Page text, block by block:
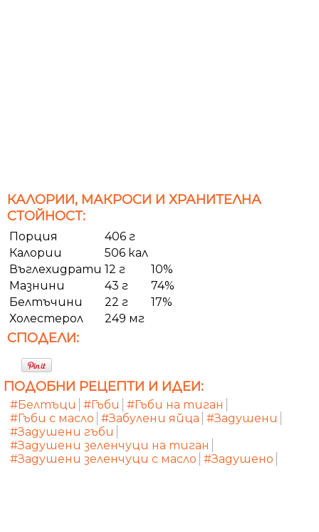
КАЛОРИИ, МАКРОСИ И ХРАНИТЕЛНА
СТОЙНОСТ:
Порция
406 г
Калории
506 кал
Въглехидрати 12 г
10%
Мазнини
43 г
74%
Белтъчини
22 г
17%
Холестерол
249 мг
СПОДЕЛИ:
ПОДОБНИ РЕЦЕПТИ И ИДЕИ:
#Белтъци #Гъби
#Гъби на тиган
#Гъби с масло #Забулени яйца #Задушени
#Задушени гъби
#Задушени зеленчуци на тиган
#Задушени зеленчуци с масло #Задушено